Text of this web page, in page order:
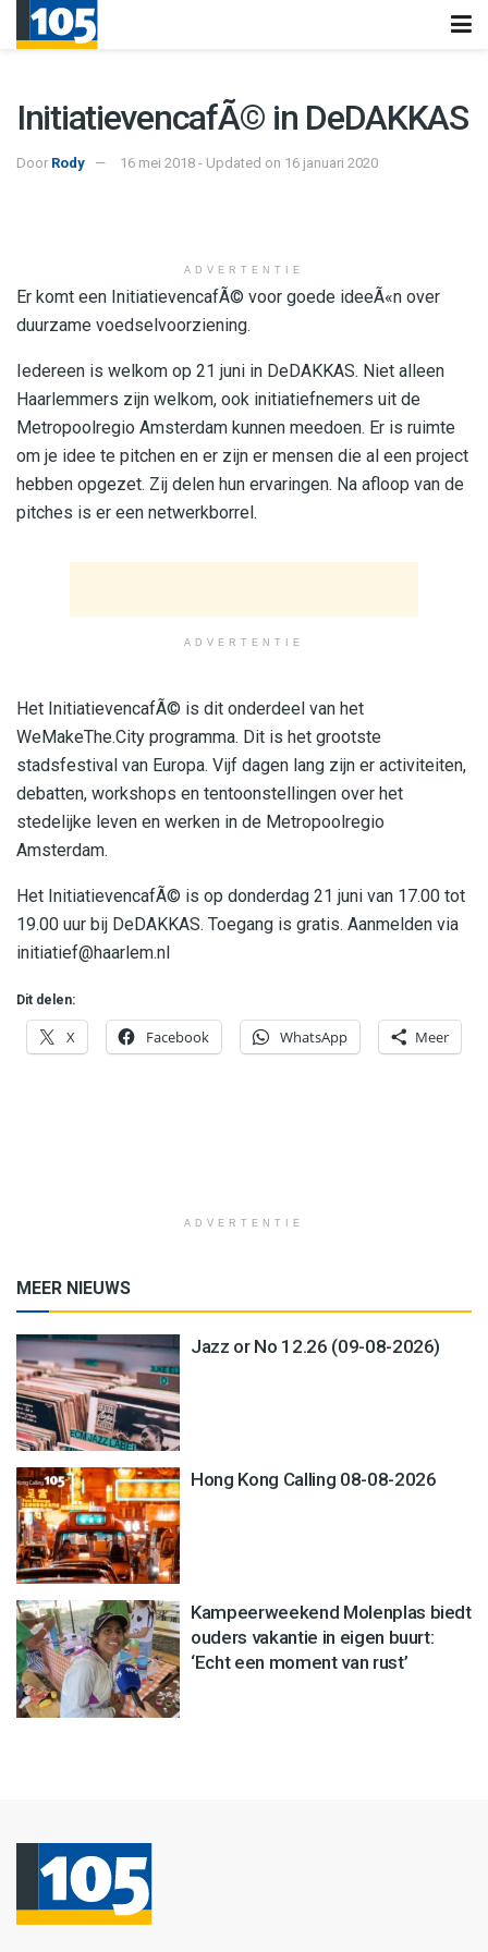
InitiatievencafÃ© in DeDAKKAS
Door Rody 16 mei 2018 - Updated on 16 januari 2020
ADVERTENTIE
Er komt een InitiatievencafÃ© voor goede ideeÃ«n over
duurzame voedselvoorziening.
Iedereen is welkom op 21 juni in DeDAKKAS. Niet alleen
Haarlemmers zijn welkom, ook initiatiefnemers uit de
Metropoolregio Amsterdam kunnen meedoen. Er is ruimte
om je idee te pitchen en er zijn er mensen die al een project
hebben opgezet. Zij delen hun ervaringen. Na afloop van de
pitches is er een netwerkborrel.
ADVERTENTIE
Het InitiatievencafÃ© is dit onderdeel van het
WeMakeThe.City programma. Dit is het grootste
stadsfestival van Europa. Vijf dagen lang zijn er activiteiten,
debatten, workshops en tentoonstellingen over het
stedelijke leven en werken in de Metropoolregio
Amsterdam.
Het InitiatievencafÃ© is op donderdag 21 juni van 17.00 tot
19.00 uur bij DeDAKKAS. Toegang is gratis. Aanmelden via
initiatief@haarlem.nl
Dit delen:
X Facebook WhatsApp Meer
ADVERTENTIE
MEER NIEUWS
Jazz or No 12.26 (09-08-2026)
Hong Kong Calling 08-08-2026
Kampeerweekend Molenplas biedt
ouders vakantie in eigen buurt:
‘Echt een moment van rust’